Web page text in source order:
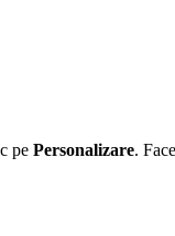
pe Personalizare.